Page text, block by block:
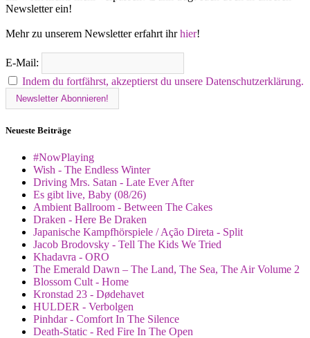
Newsletter ein!
Mehr zu unserem Newsletter erfahrt ihrhier!
E-Mail:
Indem du fortfährst, akzeptierst du unsere Datenschutzerklärung.
Neueste Beiträge
#NowPlaying
Wish - The Endless Winter
Driving Mrs. Satan - Late Ever After
Es gibt live, Baby (08/26)
Ambient Ballroom - Between The Cakes
Draken - Here Be Draken
Japanische Kampfhörspiele / Ação Direta - Split
Jacob Brodovsky - Tell The Kids We Tried
Khadavra - ORO
The Emerald Dawn – The Land, The Sea, The Air Volume 2
Blossom Cult - Home
Kronstad 23 - Dødehavet
HULDER - Verbolgen
Pinhdar - Comfort In The Silence
Death-Static - Red Fire In The Open